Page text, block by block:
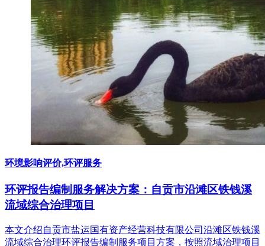
环境影响评价,环评服务
环评报告编制服务解决方案：自贡市沿滩区铁钱溪
流域综合治理项目
本文介绍自贡市盐运国有资产经营科技有限公司沿滩区铁钱溪
流域综合治理环评报告编制服务项目方案，按照流域治理项目